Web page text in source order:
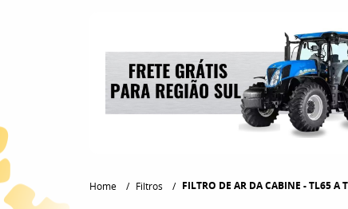
Home Filtros FILTRO DE AR DA CABINE - TL65 A